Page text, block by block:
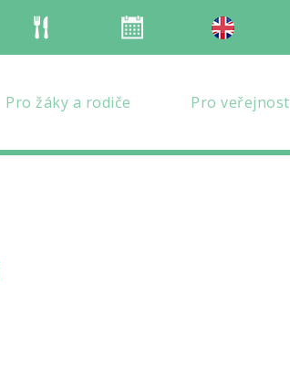
Organizace školního roku
Pro žáky a rodiče Pro veřejnost